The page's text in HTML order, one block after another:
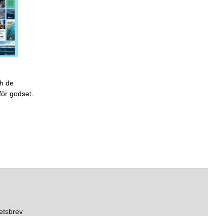
de
godset.